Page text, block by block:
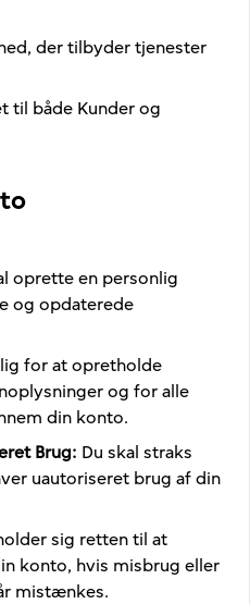
der tilbyder tjenester
til både Kunder og
oprette en personlig
og opdaterede
for at opretholde
og for alle
din konto.
Brug: Du skal straks
uautoriseret brug af din
sig retten til at
konto, hvis misbrug eller
mistænkes.